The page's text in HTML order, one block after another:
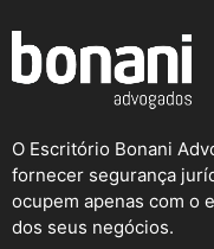
O Escritório Bonani
fornecer segurança
ocupem apenas com o
dos seus negócios.